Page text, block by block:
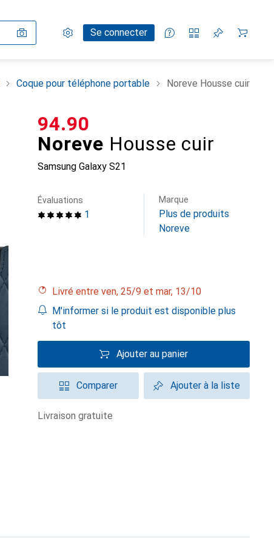
Paramètres
Compte clientSe connecter
Listes de comparaison
Listes d'envies
Panier
Coque pour téléphone portable Noreve Housse cuir
Noreve Housse cuir
Samsung Galaxy S21
CHF
94.90
1
Évaluations Marque
Plus de produits
Noreve
Livré entre ven, 25/9 et mar, 13/10
M'informer si le produit est disponible plus
tôt
Ajouter au panier
Comparer Ajouter à la liste
livraison gratuite